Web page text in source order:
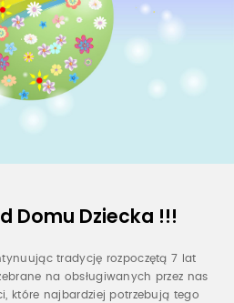
Domu Dziecka !!!
tradycję rozpoczętą 7 lat
na obsługiwanych przez nas
które najbardziej potrzebują tego